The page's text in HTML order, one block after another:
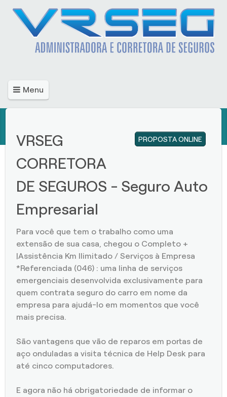
Menu
PROPOSTA ONLINE
VRSEG
CORRETORA
DE SEGUROS - Seguro Auto
Empresarial
Para você que tem o trabalho como uma
extensão de sua casa, chegou o Completo +
|Assistência Km Ilimitado / Serviços à Empresa
*Referenciada (046) : uma linha de serviços
emergenciais desenvolvida exclusivamente para
quem contrata seguro do carro em nome da
empresa para ajudá-lo em momentos que você
mais precisa.
São vantagens que vão de reparos em portas de
aço onduladas a visita técnica de Help Desk para
até cinco computadores.
E agora não há obrigatoriedade de informar o